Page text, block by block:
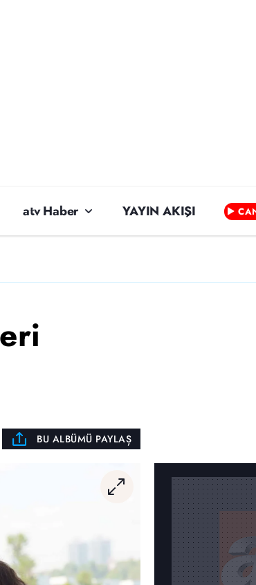
atv Haber YAYIN AKIŞI
BU ALBÜMÜ PAYLAŞ